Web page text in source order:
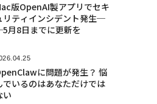
版OpenAI製アプリでセキ
リティインシデント発生─
月8日までに更新を
に問題が発生？ 悩
でいるのはあなただけでは
い